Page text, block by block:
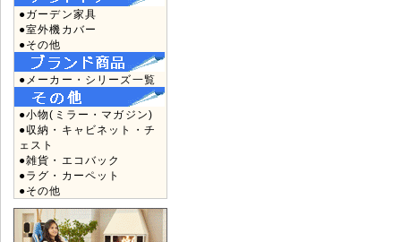
●ガーデン家具
●室外機カバー
●その他
●メーカー・シリーズ一覧
●小物(ミラー・マガジン)
●収納・キャビネット・チ
ェスト
●雑貨・エコバック
●ラグ・カーペット
●その他